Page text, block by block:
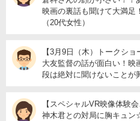
映画の裏話も聞けて大満足
（20代女性）
【3月9日（木）トークショ
大友監督の話が面白い！映
段は絶対に聞けないことが
【スペシャルVR映像体験会
神木君との対局に胸キュ